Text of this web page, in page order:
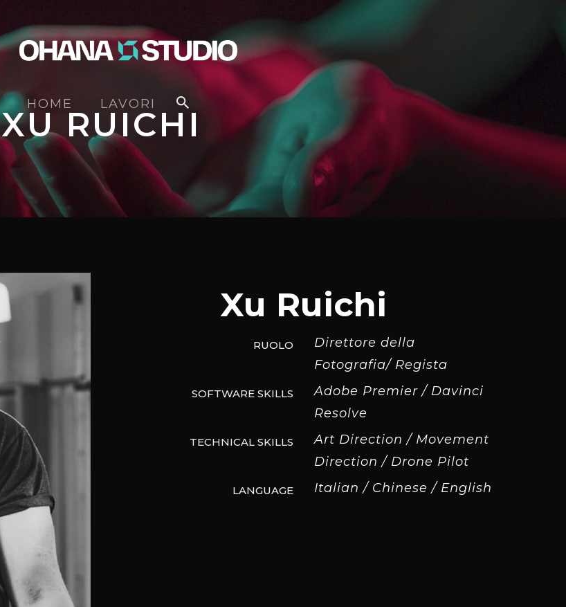
HOME LAVORI
XU RUICHI
Xu Ruichi
RUOLO
Direttore della
Fotografia/ Regista
SOFTWARE SKILLS
Adobe Premier / Davinci
Resolve
TECHNICAL SKILLS
Art Direction / Movement
Direction / Drone Pilot
LANGUAGE Italian / Chinese / English